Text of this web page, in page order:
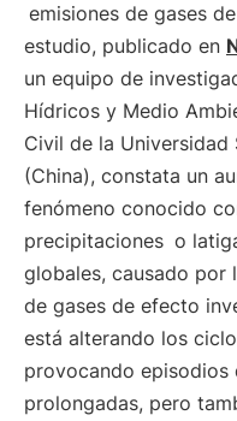
emisiones de gases
estudio, publicado en
un equipo de
Hídricos y Medio
Civil de la Universidad
(China), constata un
fenómeno conocido
precipitaciones o
globales, causado por
de gases de efecto
está alterando los
provocando episodios
prolongadas, pero